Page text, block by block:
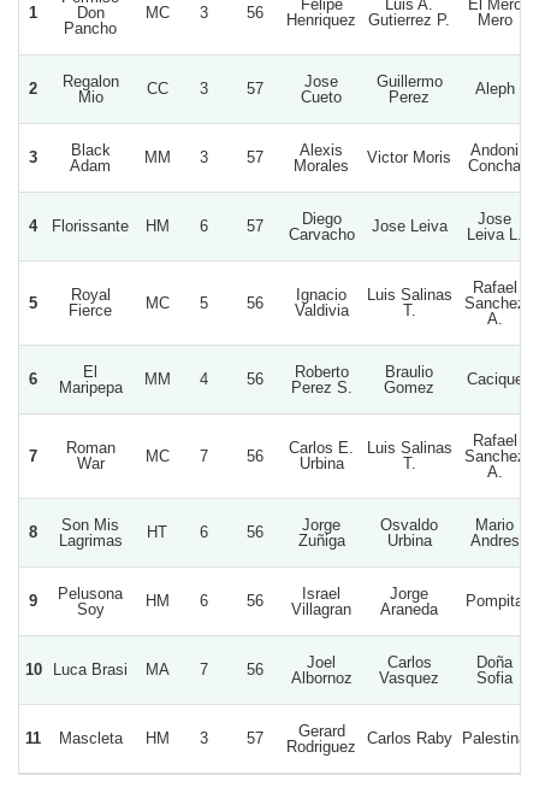
1
Don
Pancho
MC 3 56
Felipe
Henriquez
Luis A.
Gutierrez P.
El Mero
Mero
2
Regalon
Mio
CC 3 57
Jose
Cueto
Guillermo
Perez
Aleph
3
Black
Adam
MM 3 57
Alexis
Morales
Victor Moris
Andoni
Concha
4 Florissante HM 6 57
Diego
Carvacho
Jose Leiva
Jose
Leiva L.
5
Royal
Fierce
MC 5 56
Ignacio
Valdivia
Luis Salinas
T.
Rafael
Sanchez
A.
6
El
Maripepa
MM 4 56
Roberto
Perez S.
Braulio
Gomez
Cacique
7
Roman
War
MC 7 56
Carlos E.
Urbina
Luis Salinas
T.
Rafael
Sanchez
A.
8
Son Mis
Lagrimas
HT 6 56
Jorge
Zuñiga
Osvaldo
Urbina
Mario
Andres
9
Pelusona
Soy
HM 6 56
Israel
Villagran
Jorge
Araneda
Pompita
10 Luca Brasi MA 7 56
Joel
Albornoz
Carlos
Vasquez
Doña
Sofia
11 Mascleta HM 3 57
Gerard
Rodriguez
Carlos Raby Palestina